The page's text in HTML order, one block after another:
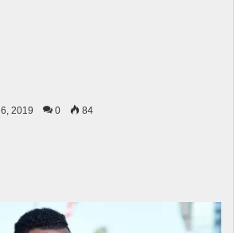
2019 0 84